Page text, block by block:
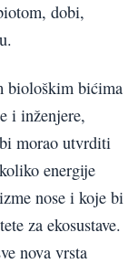
dobi,
biološkim bićima
i inženjere,
morao utvrditi
energije
nose i koje bi
za ekosustave.
nova vrsta